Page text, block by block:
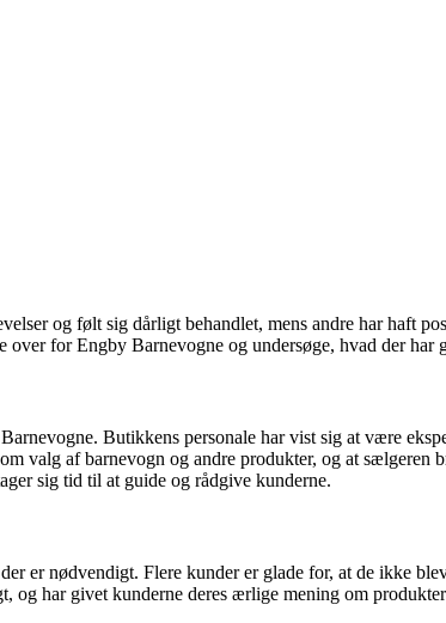
og følt sig dårligt behandlet, mens andre har haft
for Engby Barnevogne og undersøge, hvad der
Butikkens personale har vist sig at være
af barnevogn og andre produkter, og at sælgeren
sig tid til at guide og rådgive kunderne.
er nødvendigt. Flere kunder er glade for, at de ikke
har givet kunderne deres ærlige mening om